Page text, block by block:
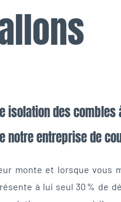
isolation des combles
notre entreprise de
monte et lorsque vous
à lui seul 30 % de